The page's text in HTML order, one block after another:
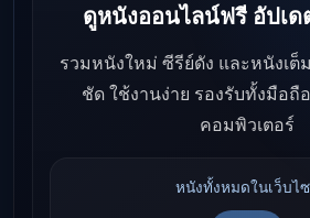
ดูหนังออนไลน์ฟรี อัปเ
รวมหนังใหม่ ซีรีย์ดัง และหนังเ
ชัด ใช้งานง่าย รองรับทั้งมือถื
คอมพิวเตอร์
หนังทั้งหมดในเว็บไ